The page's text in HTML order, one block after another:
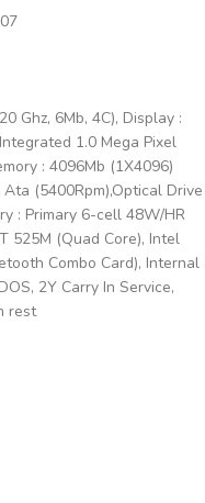
Ghz, 6Mb, 4C), Display :
1.0 Mega Pixel
: 4096Mb (1X4096)
(5400Rpm),Optical Drive
: Primary 6-cell 48W/HR
525M (Quad Core), Intel
Combo Card), Internal
2Y Carry In Service,
rest